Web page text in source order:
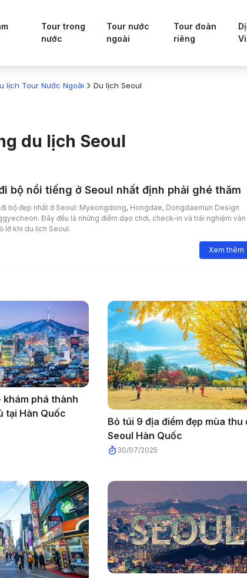
Tour trong
nước
Tour nước
ngoài
Tour đoàn
riêng
lịch Tour Nước Ngoài Du lịch Seoul
du lịch Seoul
bộ nổi tiếng ở Seoul nhất định phải ghé thăm
đi bộ đẹp nhất ở Seoul: Myeongdong, Hongdae, Dongdaemun Design
Đây đều là những điểm dạo chơi, check-in và trải nghiệm văn
lỡ khi du lịch Seoul.
Xem thêm
khám phá thành
tại Hàn Quốc
Bỏ túi 9 địa điểm đẹp mùa thu
Seoul Hàn Quốc
30/07/2025